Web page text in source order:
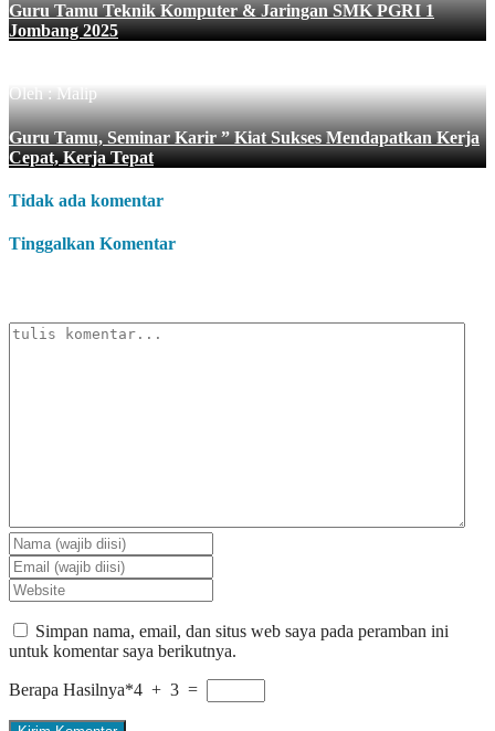
Guru Tamu Teknik Komputer & Jaringan SMK PGRI 1
Jombang 2025
Oleh : Malip
Guru Tamu, Seminar Karir ” Kiat Sukses Mendapatkan Kerja
Cepat, Kerja Tepat
Tidak ada komentar
Tinggalkan Komentar
Simpan nama, email, dan situs web saya pada peramban ini
untuk komentar saya berikutnya.
Berapa Hasilnya*4 + 3 =